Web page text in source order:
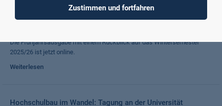
Unser Hochschulmagazin "Campus aktuell" – Ausgabe
Die Frühjahrsausgabe mit einem Rückblick auf das Wintersemester
2025/26 ist jetzt online.
Weiterlesen
Hochschulbau im Wandel: Tagung an der Universität
Zustimmen und fortfahren